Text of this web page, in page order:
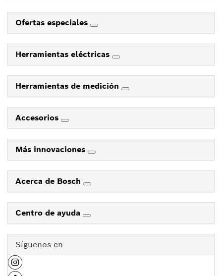
Ofertas especiales
Herramientas eléctricas
Herramientas de medición
Accesorios
Más innovaciones
Acerca de Bosch
Centro de ayuda
Síguenos en